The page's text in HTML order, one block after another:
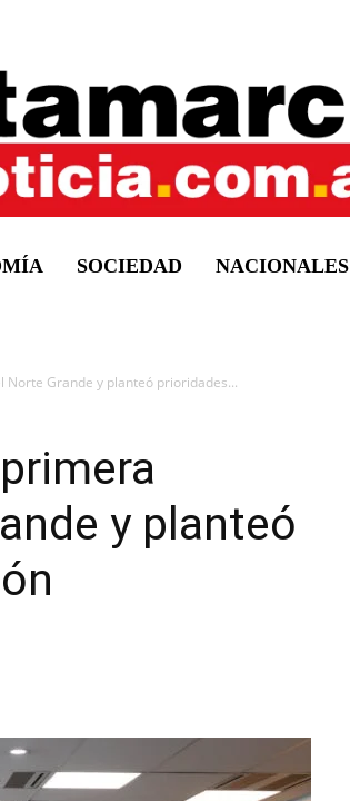
SOCIEDAD NACIONALES
Norte Grande y planteó prioridades...
y planteó